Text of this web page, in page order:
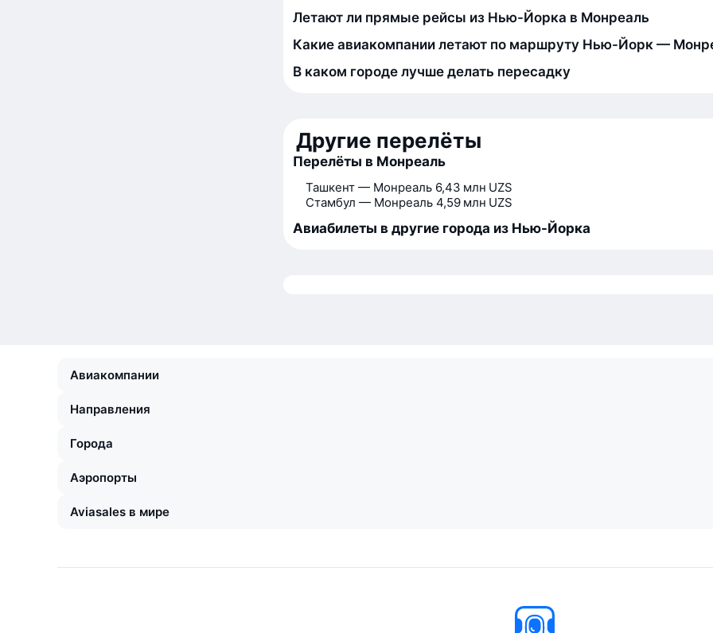
Летают ли прямые рейсы из Нью-Йорка в Монреаль
Какие авиакомпании летают по маршруту Нью-Йорк —
В каком городе лучше делать пересадку
Другие перелёты
Перелёты в Монреаль
Ташкент — Монреаль 6,43 млн UZS
Стамбул — Монреаль 4,59 млн UZS
Авиабилеты в другие города из Нью-Йорка
Авиакомпании
Направления
Города
Аэропорты
Aviasales в мире